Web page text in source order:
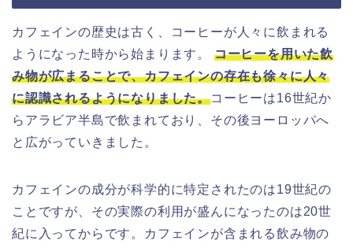
カフェインの歴史は古く、コーヒーが人々に飲まれる
ようになった時から始まります。 コーヒーを用いた飲
み物が広まることで、カフェインの存在も徐々に人々
に認識されるようになりました。コーヒーは16世紀か
らアラビア半島で飲まれており、その後ヨーロッパへ
と広がっていきました。
カフェインの成分が科学的に特定されたのは19世紀の
ことですが、その実際の利用が盛んになったのは20世
紀に入ってからです。カフェインが含まれる飲み物の